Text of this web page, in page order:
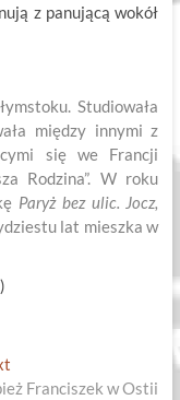
z panującą wokół
Studiowała
między innymi z
się we Francji
Rodzina”. W roku
Paryż bez ulic. Jocz,
lat mieszka w
post:Franciszek w Ostii